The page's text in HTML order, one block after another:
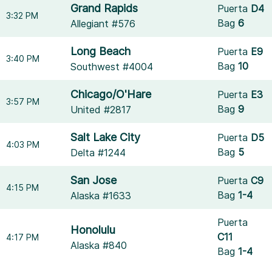
3:32 PM
Grand Rapids
Allegiant #576
Puerta D4
Bag6
3:40 PM
Long Beach
Southwest #4004
Puerta E9
Bag10
3:57 PM
Chicago/O'Hare
United #2817
Puerta E3
Bag9
4:03 PM
Salt Lake City
Delta #1244
Puerta D5
Bag 5
4:15 PM
San Jose
Alaska #1633
PuertaC9
Bag1-4
4:17 PM
Honolulu
Alaska #840
Puerta
C11
Bag1-4